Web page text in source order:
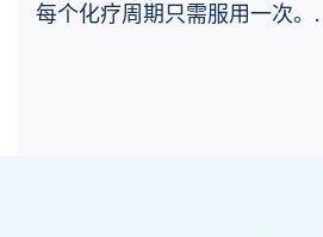
每个化疗周期只需服用一次。.